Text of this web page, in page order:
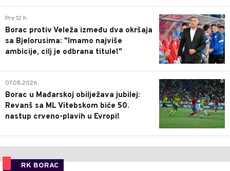
0
Pre 12 h
Borac protiv Veleža između dva okršaja
sa Bjelorusima: "Imamo najviše
ambicije, cilj je odbrana titule!"
0
07.08.2026.
Borac u Mađarskoj obilježava jubilej:
Revanš sa ML Vitebskom biće 50.
nastup crveno-plavih u Evropi!
RK BORAC